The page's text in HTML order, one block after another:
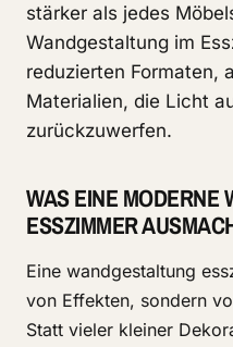
stärker als jedes
Wandgestaltung im
reduzierten Formaten,
Materialien, die Licht
zurückzuwerfen.
WAS EINE MODERNE
ESSZIMMER
Eine wandgestaltung
von Effekten, sondern
Statt vieler kleiner